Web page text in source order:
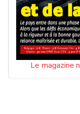
Le magazine